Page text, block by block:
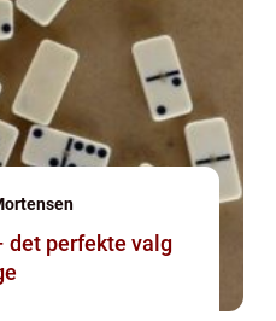
det perfekte valg